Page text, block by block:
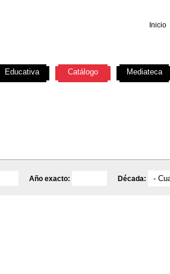
Inicio
Año exacto: Década:
Educativa Catálogo Mediateca